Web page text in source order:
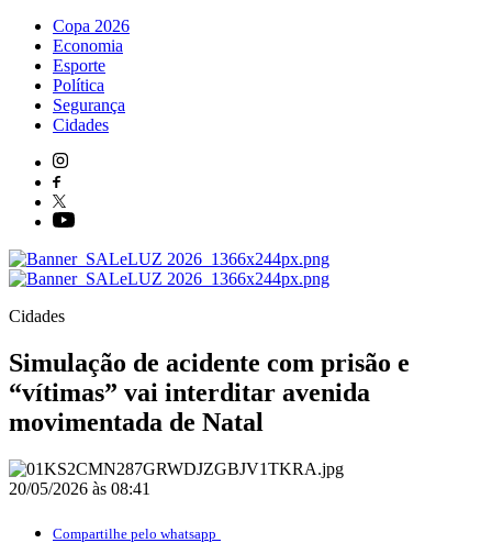
Copa 2026
Economia
Esporte
Política
Segurança
Cidades
Cidades
Simulação de acidente com prisão e
“vítimas” vai interditar avenida
movimentada de Natal
20/05/2026 às 08:41
Compartilhe pelo whatsapp